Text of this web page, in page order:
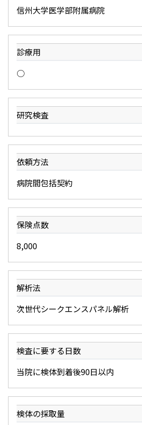
信州大学医学部附属病院
診療用
○
研究検査
依頼方法
病院間包括契約
保険点数
8,000
解析法
次世代シークエンスパネル解析
検査に要する日数
当院に検体到着後90日以内
検体の採取量